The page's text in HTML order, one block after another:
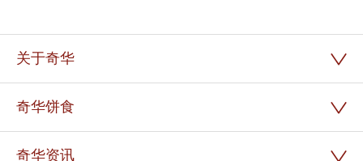
关于奇华
奇华饼食
奇华资讯